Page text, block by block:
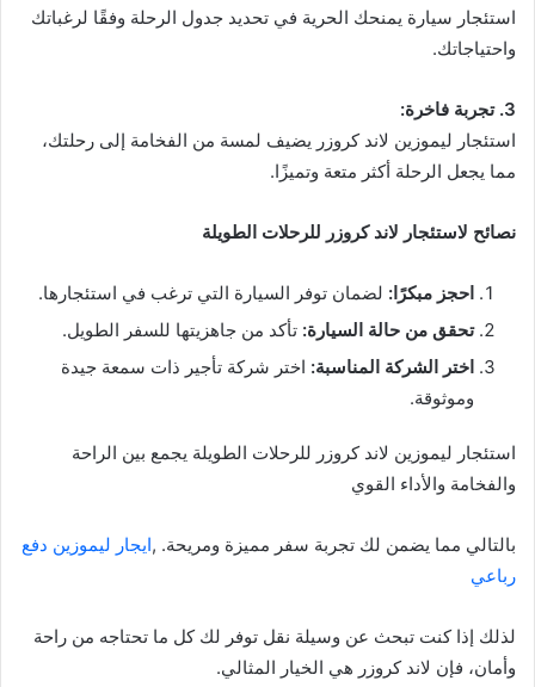
استئجار سيارة يمنحك الحرية في تحديد جدول الرحلة وفقًا لرغباتك
واحتياجاتك.
3. تجربة فاخرة:
استئجار ليموزين لاند كروزر يضيف لمسة من الفخامة إلى رحلتك،
مما يجعل الرحلة أكثر متعة وتميزًا.
نصائح لاستئجار لاند كروزر للرحلات الطويلة
احجز مبكرًا: لضمان توفر السيارة التي ترغب في استئجارها.
تحقق من حالة السيارة: تأكد من جاهزيتها للسفر الطويل.
اختر الشركة المناسبة: اختر شركة تأجير ذات سمعة جيدة
وموثوقة.
استئجار ليموزين لاند كروزر للرحلات الطويلة يجمع بين الراحة
والفخامة والأداء القوي
بالتالي مما يضمن لك تجربة سفر مميزة ومريحة. ,ايجار ليموزين دفع
رباعي
لذلك إذا كنت تبحث عن وسيلة نقل توفر لك كل ما تحتاجه من راحة
وأمان، فإن لاند كروزر هي الخيار المثالي.